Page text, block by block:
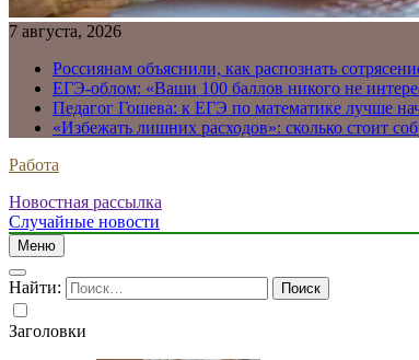
7 августа, 2026
Россиянам объяснили, как распознать
ЕГЭ-облом: «Ваши 100 баллов никого не
Педагог Гошева: к ЕГЭ по математике лучше
«Избежать лишних расходов»: сколько стоит
Работа
Новостная рассылка
Случайные новости
Меню
Найти:
Заголовки